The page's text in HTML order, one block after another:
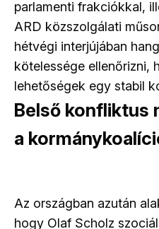
parlamenti frakciókkal,
ARD közszolgálati
hétvégi interjújában
kötelessége ellenőrizni,
lehetőségek egy stabil
Belső konfliktus
a
Az országban azután
hogy Olaf Scholz